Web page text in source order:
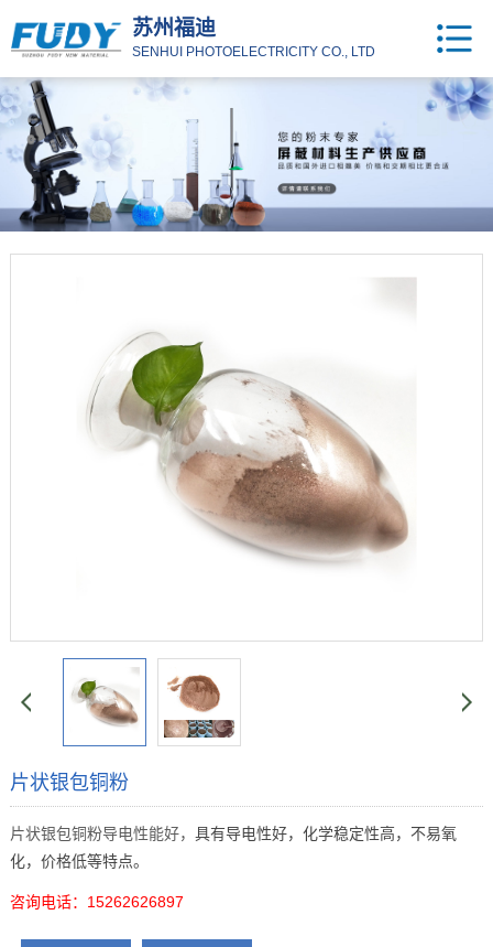
苏州福迪
SENHUI PHOTOELECTRICITY CO., LTD
片状银包铜粉
片状银包铜粉导电性能好， 具有导电性好，化学稳定性高，不易氧
化，价格低等特点。
咨询电话：15262626897